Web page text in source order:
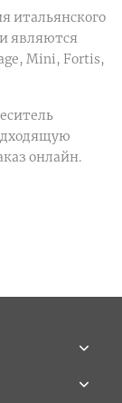
итальянского
являются
Mini, Fortis,
онлайн.